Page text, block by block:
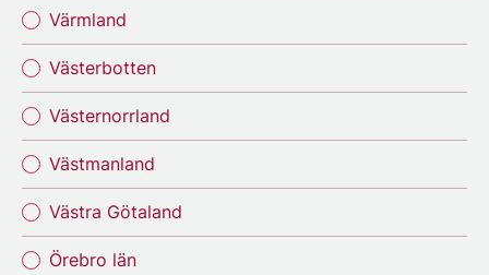
Värmland
Västerbotten
Västernorrland
Västmanland
Västra Götaland
Örebro län